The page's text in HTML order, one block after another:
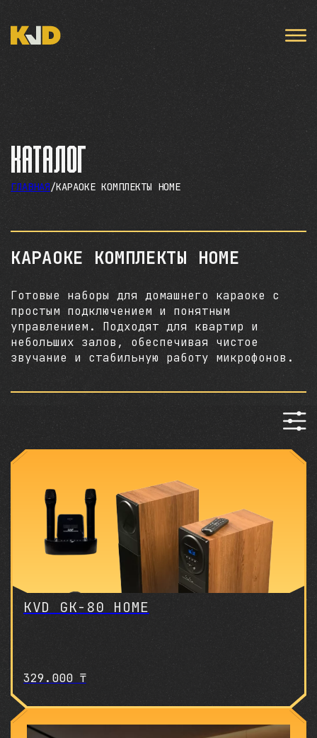
Каталог
ГЛАВНАЯ/КАРАОКЕ КОМПЛЕКТЫ HOME
КАРАОКЕ КОМПЛЕКТЫ HOME
Готовые наборы для домашнего караоке с
простым подключением и понятным
управлением. Подходят для квартир и
небольших залов, обеспечивая чистое
звучание и стабильную работу микрофонов.
KVD GK-80 HOME
329.000 ₸